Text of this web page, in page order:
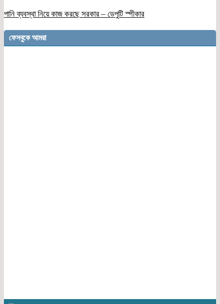
পানি ব্যবস্থা নিয়ে কাজ করছে সরকার – ডেপুটি স্পীকার
ফেসবুকে আমরা